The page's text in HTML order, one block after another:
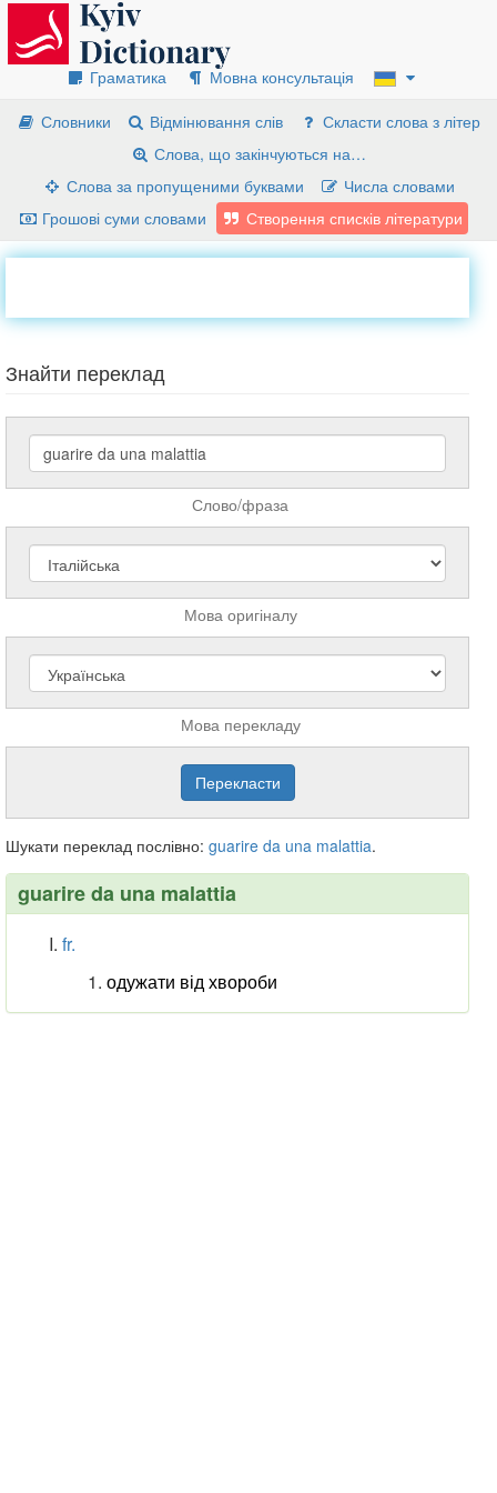
Граматика
Мовна консультація
Словники
Відмінювання слів
Скласти слова з літер
Слова, що закінчуються на…
Слова за пропущеними буквами
Числа словами
Грошові суми словами
Створення списків літератури
Знайти переклад
Слово/фраза
Мова оригіналу
Мова перекладу
Шукати переклад послівно: guarire da una malattia.
guarire da una malattia
fr.
одужати від хвороби